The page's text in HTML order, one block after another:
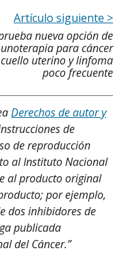
Artículo siguiente >
nueva opción de
para cáncer
uterino y linfoma
poco frecuente
Derechos de autor y
de
de reproducción
al Instituto Nacional
al producto original
por ejemplo,
dos inhibidores de
publicada
del Cáncer.”